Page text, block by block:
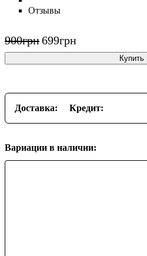
Отзывы
900грн699грн
Купить
Доставка: Кредит:
Вариации в наличии: